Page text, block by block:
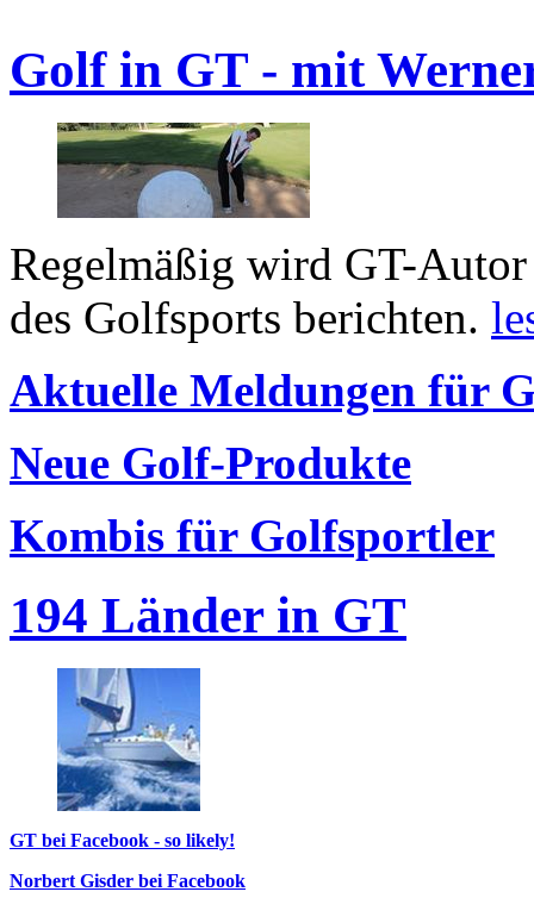
Golf in GT - mit
Regelmäßig wird GT-
des Golfsports berichten.
Aktuelle Meldungen für
Neue Golf-Produkte
Kombis für Golfsportler
194 Länder in GT
GT bei Facebook - so likely!
Norbert Gisder bei Facebook